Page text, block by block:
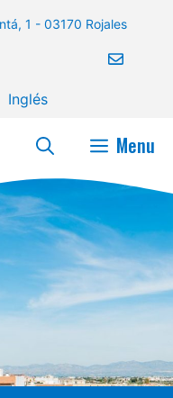
1 - 03170 Rojales
Inglés
Menu